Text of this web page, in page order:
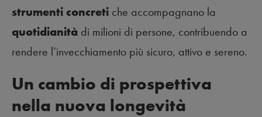
strumenti concreti che accompagnano la
quotidianità di milioni di persone, contribuendo a
rendere l’invecchiamento più sicuro, attivo e sereno.
Un cambio di prospettiva
nella nuova longevità